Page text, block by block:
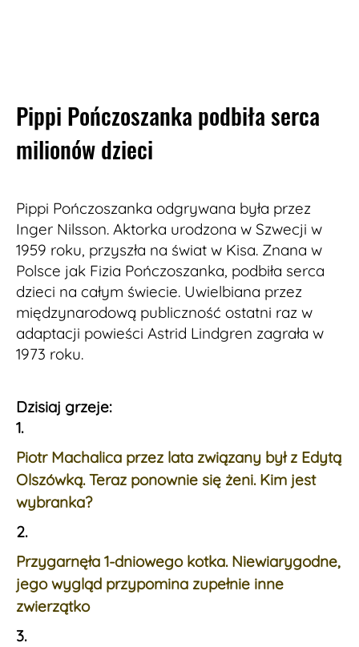
Pippi Pończoszanka podbiła serca
milionów dzieci
Pippi Pończoszanka odgrywana była przez
Inger Nilsson. Aktorka urodzona w Szwecji w
1959 roku, przyszła na świat w Kisa. Znana w
Polsce jak Fizia Pończoszanka, podbiła serca
dzieci na całym świecie. Uwielbiana przez
międzynarodową publiczność ostatni raz w
adaptacji powieści Astrid Lindgren zagrała w
1973 roku.
Dzisiaj grzeje:
1.
Piotr Machalica przez lata związany był z Edytą
Olszówką. Teraz ponownie się żeni. Kim jest
wybranka?
2.
Przygarnęła 1-dniowego kotka. Niewiarygodne,
jego wygląd przypomina zupełnie inne
zwierzątko
3.